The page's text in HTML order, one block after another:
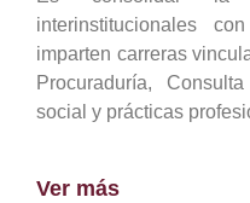
interinstitucionales
imparten carreras
Procuraduría,
social y prácticas
Ver más